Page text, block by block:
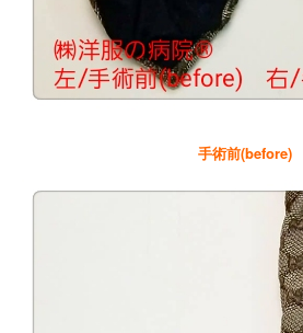
手術前(before)